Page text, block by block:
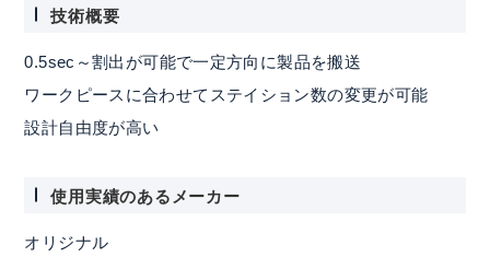
技術概要
0.5sec～割出が可能で一定方向に製品を搬送
ワークピースに合わせてステイション数の変更が可能
設計自由度が高い
使用実績のあるメーカー
オリジナル